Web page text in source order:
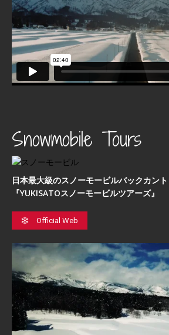
Snowmobile Tours
日本最⼤級のスノーモービルバックカン
『YUKISATOスノーモービルツアーズ』
Official Web